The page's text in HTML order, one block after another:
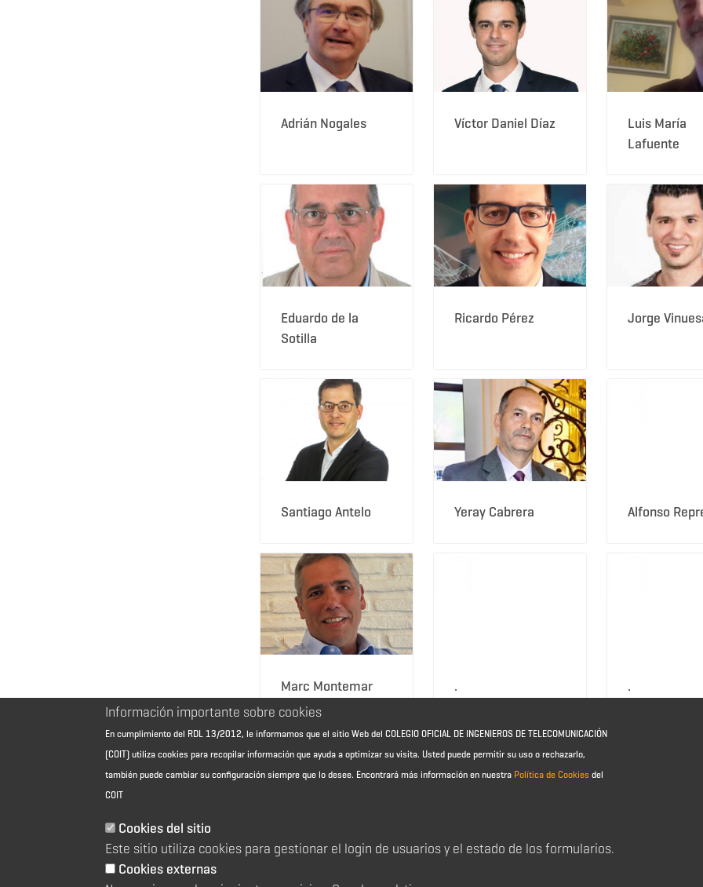
Adrián Nogales Víctor Daniel Díaz
Luis María
Lafuente
Eduardo de la
Sotilla
Ricardo Pérez Jorge
Santiago Antelo Yeray Cabrera Alfonso
Marc Montemar . .
Aviso Legal - Información general
Contacto
Política de cookies
Política de reembolso
Información importante sobre cookies
En cumplimiento del RDL 13/2012, le informamos que el sitio Web del COLEGIO OFICIAL DE INGENIEROS DE TELECOMUNICACIÓN
(COIT) utiliza cookies para recopilar información que ayuda a optimizar su visita. Usted puede permitir su uso o rechazarlo,
también puede cambiar su configuración siempre que lo desee. Encontrará más información en nuestra Política de Cookies del
COIT
Cookies del sitio
Este sitio utiliza cookies para gestionar el login de usuarios y el estado de los formularios.
Cookies externas